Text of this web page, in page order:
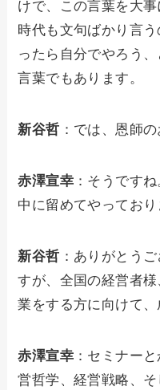
けで、この言葉を大
時代も文句ばかり言
ったら自分でやろう
言葉でもあります。
新谷哲 ：では、恩師
赤澤宣幸 ：そうです
中に留めてやっており
新谷哲 ：ありがとう
すが、全国の経営者
業をする方に向けて、
赤澤宣幸 ：セミナー
営哲学、経営戦略、